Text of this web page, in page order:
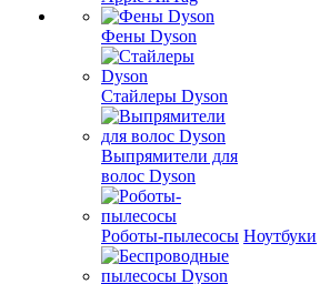
Фены Dyson
Стайлеры Dyson
Выпрямители для
волос Dyson
Роботы-пылесосы Ноутбуки